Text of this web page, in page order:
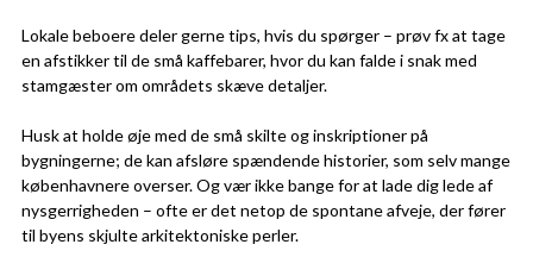
Lokale beboere deler gerne tips, hvis du spørger – prøv fx at tage
en afstikker til de små kaffebarer, hvor du kan falde i snak med
stamgæster om områdets skæve detaljer.
Husk at holde øje med de små skilte og inskriptioner på
bygningerne; de kan afsløre spændende historier, som selv mange
københavnere overser. Og vær ikke bange for at lade dig lede af
nysgerrigheden – ofte er det netop de spontane afveje, der fører
til byens skjulte arkitektoniske perler.